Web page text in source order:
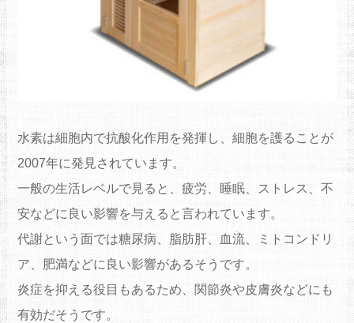
水素は細胞内で抗酸化作用を発揮し、細胞を護ることが
2007年に発見されています。
一般の生活レベルで見ると、疲労、睡眠、ストレス、不
安などに良い影響を与えると言われています。
代謝という面では糖尿病、脂肪肝、血流、ミトコンドリ
ア、肥満などに良い影響があるそうです。
炎症を抑える役目もあるため、関節炎や皮膚炎などにも
有効だそうです。